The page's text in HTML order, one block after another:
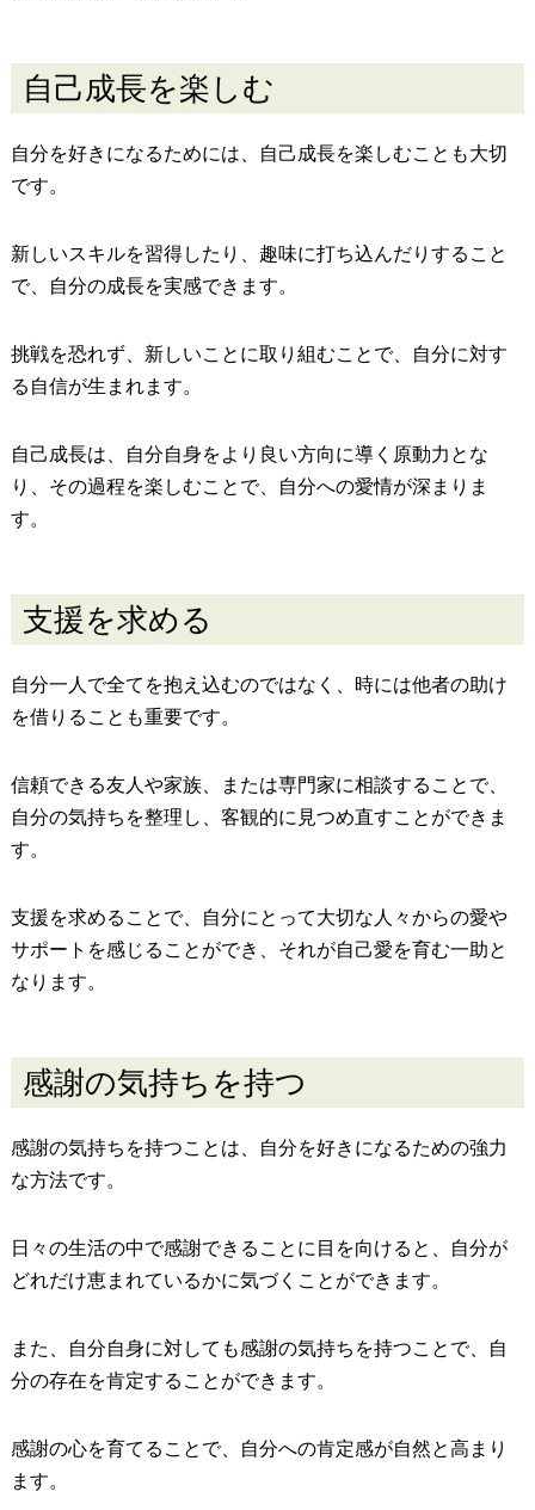
自己成長を楽しむ
自分を好きになるためには、自己成長を楽しむことも大切
です。
新しいスキルを習得したり、趣味に打ち込んだりすること
で、自分の成長を実感できます。
挑戦を恐れず、新しいことに取り組むことで、自分に対す
る自信が生まれます。
自己成長は、自分自身をより良い方向に導く原動力とな
り、その過程を楽しむことで、自分への愛情が深まりま
す。
支援を求める
自分一人で全てを抱え込むのではなく、時には他者の助け
を借りることも重要です。
信頼できる友人や家族、または専門家に相談することで、
自分の気持ちを整理し、客観的に見つめ直すことができま
す。
支援を求めることで、自分にとって大切な人々からの愛や
サポートを感じることができ、それが自己愛を育む一助と
なります。
感謝の気持ちを持つ
感謝の気持ちを持つことは、自分を好きになるための強力
な方法です。
日々の生活の中で感謝できることに目を向けると、自分が
どれだけ恵まれているかに気づくことができます。
また、自分自身に対しても感謝の気持ちを持つことで、自
分の存在を肯定することができます。
感謝の心を育てることで、自分への肯定感が自然と高まり
ます。